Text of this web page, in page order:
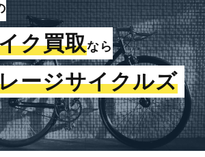
ク買取なら
ージサイクルズ